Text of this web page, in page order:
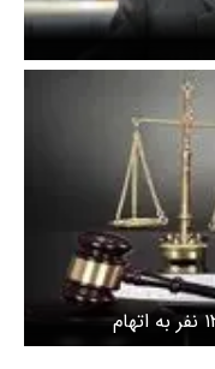
احکام سنگین قضایی در بحرین علیه ۱۲ نفر به اتهام